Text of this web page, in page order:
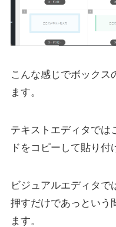
こんな感じでボックス
ます。
テキストエディタでは
ドをコピーして貼り付
ビジュアルエディタで
押すだけであっという
ます。